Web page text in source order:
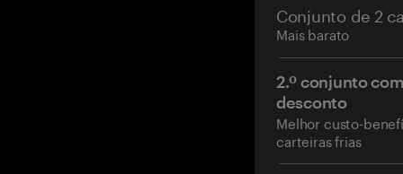
Conjunto de 2
Mais barato
2.º conjunto
desconto
Melhor custo-
carteiras frias